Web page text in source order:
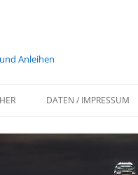
Anleihen
DATEN / IMPRESSUM